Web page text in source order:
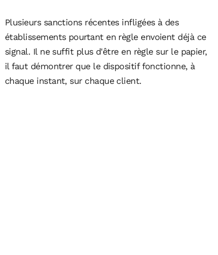
Plusieurs sanctions récentes infligées à des
établissements pourtant en règle envoient déjà ce
signal. Il ne suffit plus d'être en règle sur le papier,
il faut démontrer que le dispositif fonctionne, à
chaque instant, sur chaque client.